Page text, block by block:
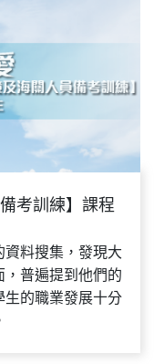
考訓練】課程
料搜集，發現大
普遍提到他們的
的職業發展十分